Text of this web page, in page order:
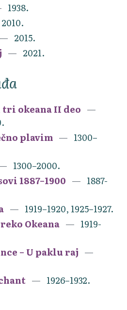
1938.
2010.
2015.
2021.
tri okeana II deo
plavim
1300–
1300–2000.
1887–1900
1887-
1919–1920, 1925–1927.
Okeana
1919-
– U paklu raj
1926–1932.